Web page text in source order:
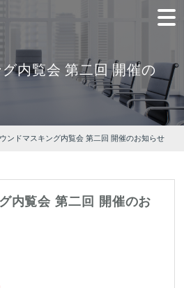
JP EN
特
長
ル
トレーニング
概
所
沿
採
情
内覧会 第二回 開催の
ンドマスキング内覧会 第二回 開催のお知らせ
内覧会 第二回 開催のお